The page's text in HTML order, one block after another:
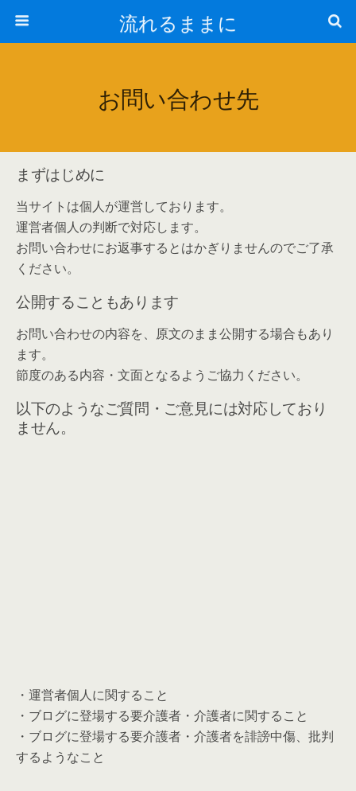
流れるままに
お問い合わせ先
まずはじめに
当サイトは個人が運営しております。
運営者個人の判断で対応します。
お問い合わせにお返事するとはかぎりませんのでご了承
ください。
公開することもあります
お問い合わせの内容を、原文のまま公開する場合もあり
ます。
節度のある内容・文面となるようご協力ください。
以下のようなご質問・ご意見には対応しており
ません。
・運営者個人に関すること
・ブログに登場する要介護者・介護者に関すること
・ブログに登場する要介護者・介護者を誹謗中傷、批判
するようなこと